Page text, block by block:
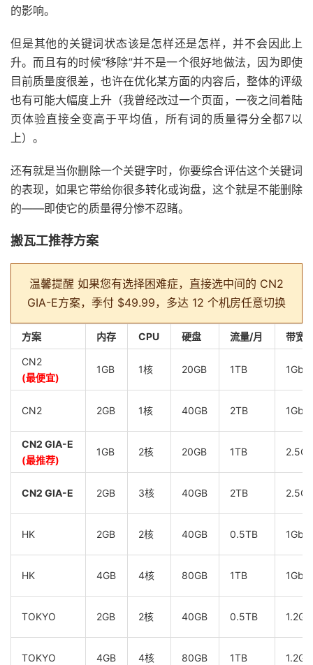
的影响。
但是其他的关键词状态该是怎样还是怎样，并不会因此上
升。而且有的时候“移除”并不是一个很好地做法，因为即使
目前质量度很差，也许在优化某方面的内容后，整体的评级
也有可能大幅度上升（我曾经改过一个页面，一夜之间着陆
页体验直接全变高于平均值，所有词的质量得分全都7以
上）。
还有就是当你删除一个关键字时，你要综合评估这个关键词
的表现，如果它带给你很多转化或询盘，这个就是不能删除
的——即使它的质量得分惨不忍睹。
搬瓦工推荐方案
温馨提醒 如果您有选择困难症，直接选中间的 CN2
GIA-E方案，季付 $49.99，多达 12 个机房任意切换
方案 内存 CPU 硬盘 流量/月 带宽
CN2
(最便宜)
1GB 1核 20GB 1TB
CN2 2GB 1核 40GB 2TB
CN2 GIA-E
(最推荐)
1GB 2核 20GB 1TB
CN2 GIA-E 2GB 3核 40GB 2TB
HK 2GB 2核 40GB 0.5TB
HK 4GB 4核 80GB 1TB
TOKYO 2GB 2核 40GB 0.5TB
TOKYO 4GB 4核 80GB 1TB